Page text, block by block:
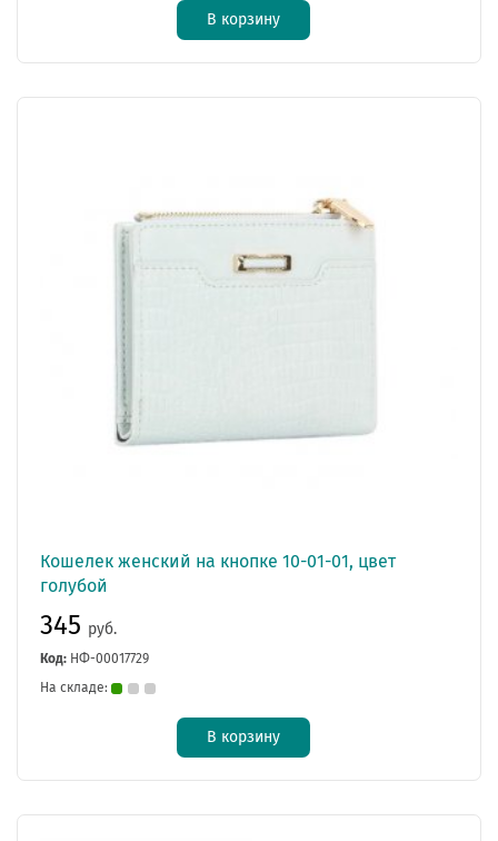
В корзину
Кошелек женский на кнопке 10-01-01, цвет
голубой
345 руб.
Код: НФ-00017729
На складе:
В корзину